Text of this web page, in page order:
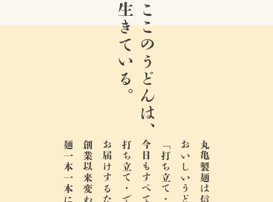
ここのうどんは、
生きている。
おいしいうどんは